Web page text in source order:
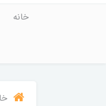
خانه